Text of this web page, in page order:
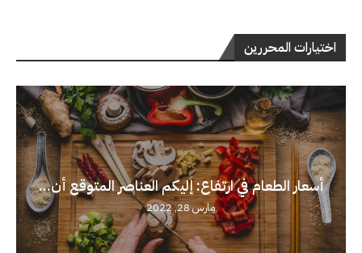
اختيارات المحررين
أسعار الطعام في ارتفاع: إليكم العناصر المتوقع أن...
مارس 28, 2022